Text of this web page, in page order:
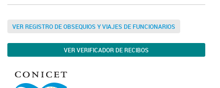
VER REGISTRO DE OBSEQUIOS Y VIAJES DE FUNCIONARIOS
VER VERIFICADOR DE RECIBOS